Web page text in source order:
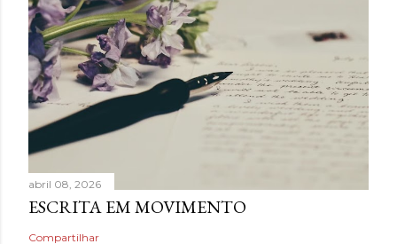
abril 08, 2026
ESCRITA EM MOVIMENTO
Compartilhar